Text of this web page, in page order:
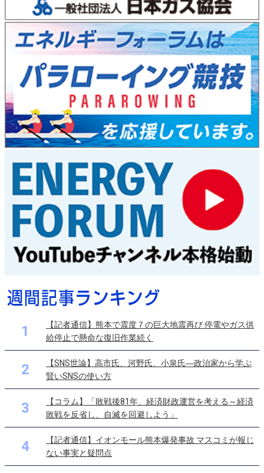
1
【記者通信】熊本で震度７の巨大地震再び 停電やガス供
給停止で懸命な復旧作業続く
2
【SNS世論】高市氏、河野氏、小泉氏―政治家から学ぶ
賢いSNSの使い方
3
【コラム】「敗戦後81年、経済財政運営を考える～経済
敗戦を反省し、自滅を回避しよう」
4
【記者通信】イオンモール熊本爆発事故 マスコミが報じ
ない事実と疑問点